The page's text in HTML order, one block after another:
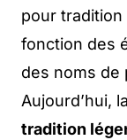
pour
fonction des
des noms de
Aujourd’hui,
tradition